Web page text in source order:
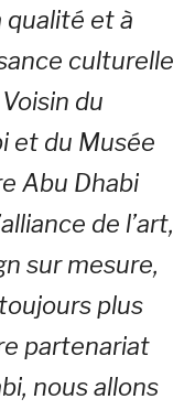
qualité et à
culturelle
du
et du Musée
Abu Dhabi
de l’art,
sur mesure,
plus
partenariat
nous allons